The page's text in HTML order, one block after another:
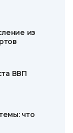
из
ВВП
что